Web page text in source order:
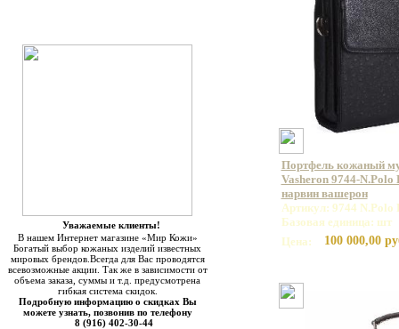
Уважаемые клиенты!
В нашем Интернет магазине «Мир Кожи»
Богатый выбор кожаных изделий известных
мировых брендов.Всегда для Вас проводятся
всевозможные акции. Так же в зависимости от
объема заказа, суммы и т.д. предусмотрена
гибкая система скидок.
Подробную информацию о скидках Вы
можете узнать, позвонив по телефону
8 (916) 402-30-44
Портфель кожаный
Vasheron 9744-
нарвин вашерон
Артикул: 9744 N.Polo
Базовая единица: шт
Цена:
100 000,00